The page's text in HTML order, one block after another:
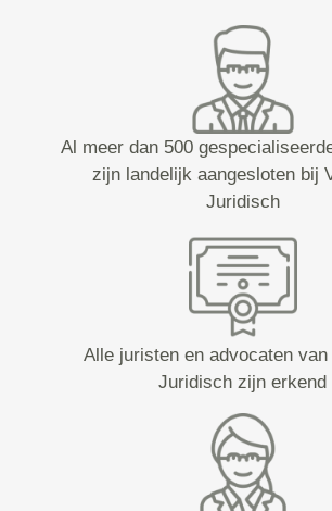
Al meer dan 500
zijn landelijk aangesloten bij
Juridisch
Alle juristen en advocaten van
Juridisch zijn erkend